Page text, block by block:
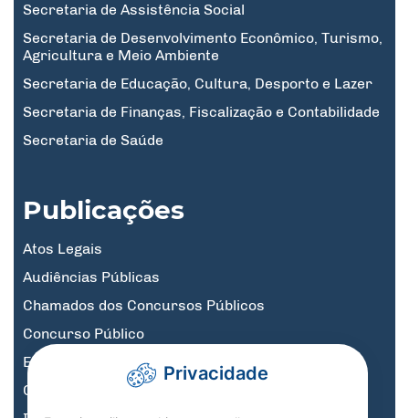
Secretaria de Assistência Social
Secretaria de Desenvolvimento Econômico, Turismo,
Agricultura e Meio Ambiente
Secretaria de Educação, Cultura, Desporto e Lazer
Secretaria de Finanças, Fiscalização e Contabilidade
Secretaria de Saúde
Publicações
Atos Legais
Audiências Públicas
Chamados dos Concursos Públicos
Concurso Público
Educação
Governo Digital
Privacidade